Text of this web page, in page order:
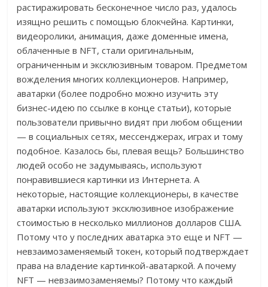
растиражировать бесконечное число раз, удалось
изящно решить с помощью блокчейна. Картинки,
видеоролики, анимация, даже доменные имена,
облаченные в NFT, стали оригинальным,
ограниченным и эксклюзивным товаром. Предметом
вожделения многих коллекционеров. Например,
аватарки (более подробно можно изучить эту
бизнес-идею по ссылке в конце статьи), которые
пользователи привычно видят при любом общении
— в социальных сетях, мессенджерах, играх и тому
подобное. Казалось бы, плевая вещь? Большинство
людей особо не задумываясь, используют
понравившиеся картинки из Интернета. А
некоторые, настоящие коллекционеры, в качестве
аватарки используют эксклюзивное изображение
стоимостью в несколько миллионов долларов США.
Потому что у последних аватарка это еще и NFT —
невзаимозаменяемый токен, который подтверждает
права на владение картинкой-аватаркой. А почему
NFT — невзаимозаменяемы? Потому что каждый